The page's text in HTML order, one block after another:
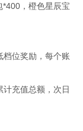
，橙色星辰宝
档位奖励，每个账
充值总额，次日